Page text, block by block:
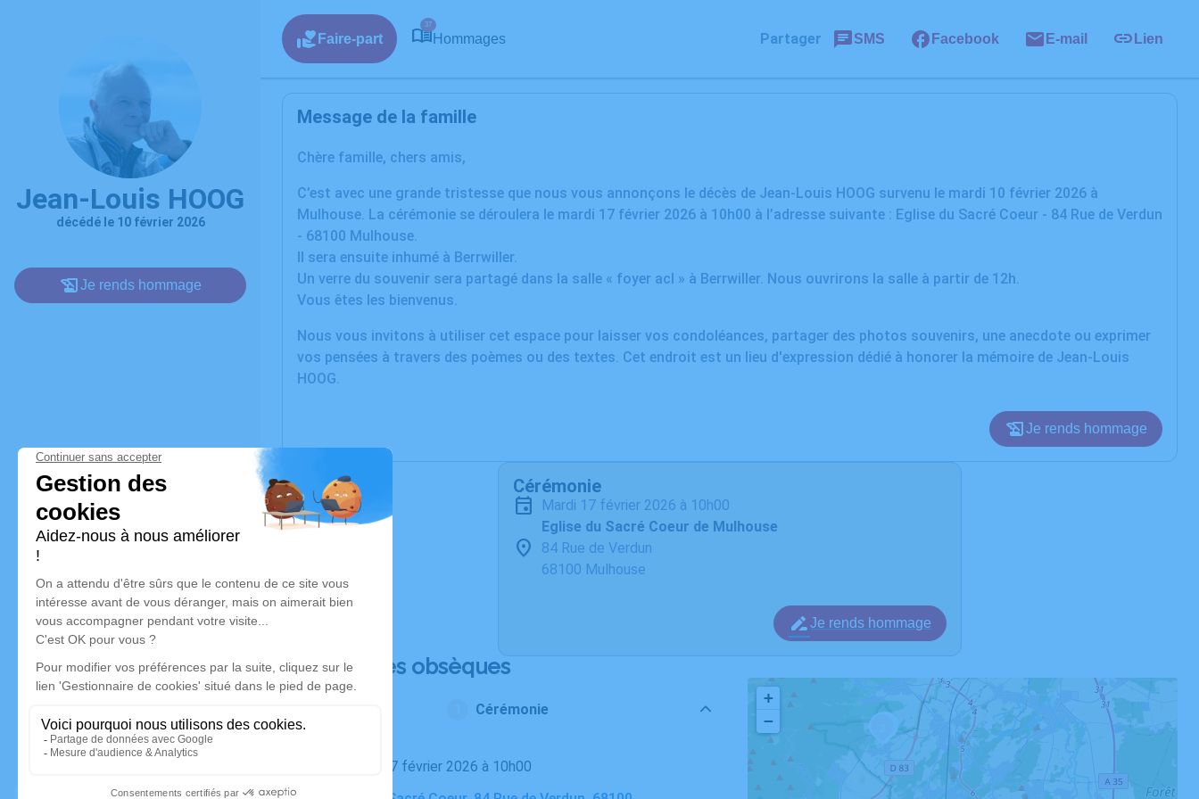
Jean-Louis HOOG
décédé le 10 février 2026
Je rends hommage
Faire-part
37
Hommages Partager SMS Facebook E-mail Lien
Message de la famille
Chère famille, chers amis,
C’est avec une grande tristesse que nous vous annonçons le décès de Jean-Louis HOOG survenu le mardi 10 février 2026 à
Mulhouse. La cérémonie se déroulera le mardi 17 février 2026 à 10h00 à l’adresse suivante : Eglise du Sacré Coeur - 84 Rue de Verdun
- 68100 Mulhouse.
Il sera ensuite inhumé à Berrwiller.
Un verre du souvenir sera partagé dans la salle « foyer acl » à Berrwiller. Nous ouvrirons la salle à partir de 12h.
Vous êtes les bienvenus.
Nous vous invitons à utiliser cet espace pour laisser vos condoléances, partager des photos souvenirs, une anecdote ou exprimer
vos pensées à travers des poèmes ou des textes. Cet endroit est un lieu d'expression dédié à honorer la mémoire de Jean-Louis
HOOG.
Je rends hommage
Cérémonie
mardi 17 février 2026 à 10h00
Eglise du Sacré Coeur de Mulhouse
84 Rue de Verdun
68100 Mulhouse
Je rends hommage
Déroulé des obsèques
Cérémonie
Le mardi 17 février 2026 à 10h00
+
−